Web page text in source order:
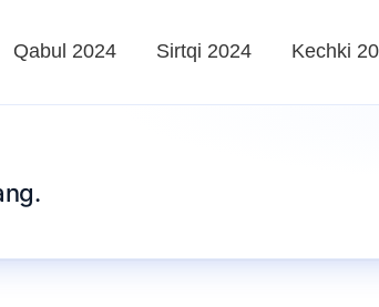
Qabul 2024 Sirtqi 2024 Kechki